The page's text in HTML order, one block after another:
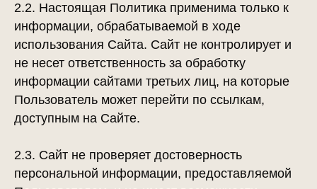
2.2. Настоящая Политика применима только к
информации, обрабатываемой в ходе
использования Сайта. Сайт не контролирует и
не несет ответственность за обработку
информации сайтами третьих лиц, на которые
Пользователь может перейти по ссылкам,
доступным на Сайте.
2.3. Сайт не проверяет достоверность
персональной информации, предоставляемой